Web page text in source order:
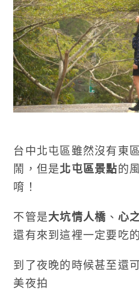
台中北屯區雖然沒有東
鬧，但是北屯區景點的
唷！
不管是大坑情人橋 、 心
還有來到這裡一定要吃
到了夜晚的時候甚至還
美夜拍